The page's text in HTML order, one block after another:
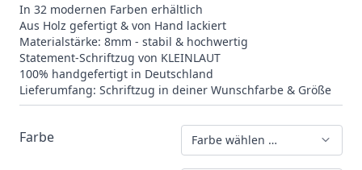
In 32 modernen Farben erhältlich
Aus Holz gefertigt & von Hand lackiert
Materialstärke: 8mm - stabil & hochwertig
Statement-Schriftzug von KLEINLAUT
100% handgefertigt in Deutschland
Lieferumfang: Schriftzug in deiner Wunschfarbe & Größe
Farbe Farbe wählen …